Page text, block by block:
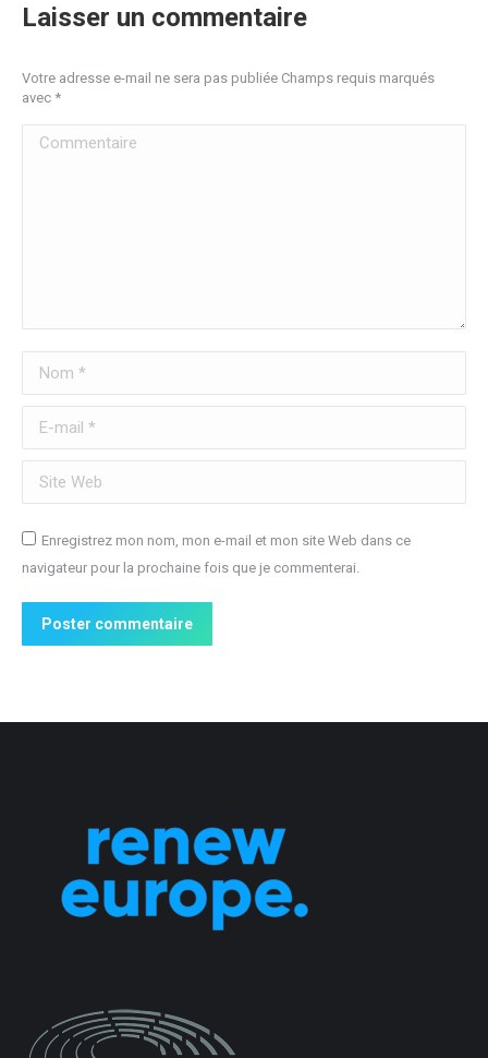
Laisser un commentaire
Votre adresse e-mail ne sera pas publiée Champs requis marqués
avec *
Commentaire
Nom *
E-mail *
Site Web
Enregistrez mon nom, mon e-mail et mon site Web dans ce
navigateur pour la prochaine fois que je commenterai.
Poster commentaire